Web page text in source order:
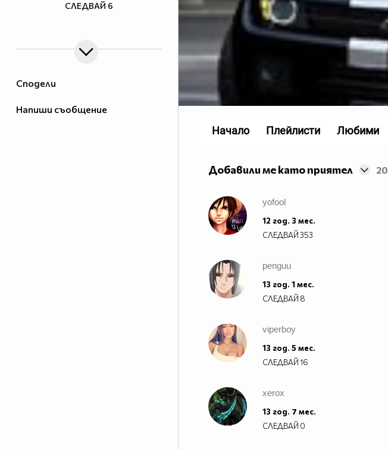
Сподели
Напиши съобщение
СЛЕДВАЙ 6
Добавили ме като приятел 20
yofool
12 год. 3 мес.
СЛЕДВАЙ353
penguu
13 год. 1 мес.
СЛЕДВАЙ 8
viperboy
13 год. 5 мес.
СЛЕДВАЙ16
xerox
13 год. 7 мес.
СЛЕДВАЙ 0
Начало Плейлисти Любими